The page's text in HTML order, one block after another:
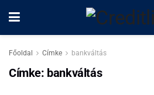
Főoldal Címke bankváltás
Címke: bankváltás